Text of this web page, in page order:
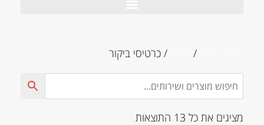
/ / כרטיסי ביקור
מציגים את כל ⁦13⁩ התוצאות